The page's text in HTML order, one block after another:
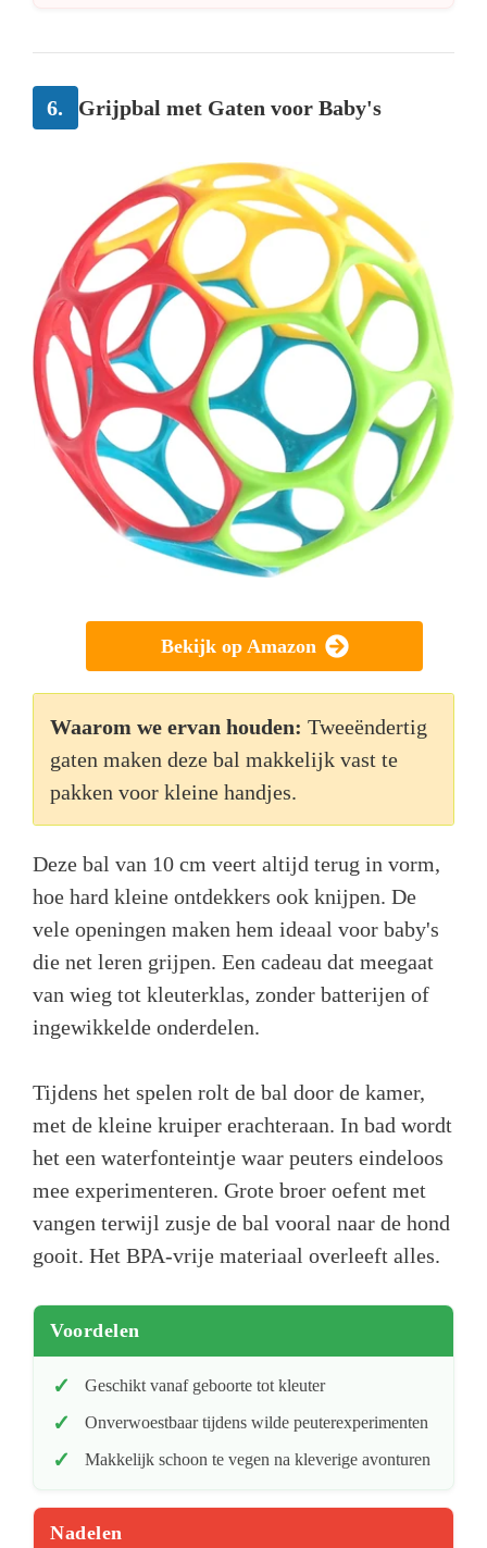
6. Grijpbal met Gaten voor Baby's
Bekijk op Amazon
Waarom we ervan houden: Tweeëndertig
gaten maken deze bal makkelijk vast te
pakken voor kleine handjes.
Deze bal van 10 cm veert altijd terug in vorm,
hoe hard kleine ontdekkers ook knijpen. De
vele openingen maken hem ideaal voor baby's
die net leren grijpen. Een cadeau dat meegaat
van wieg tot kleuterklas, zonder batterijen of
ingewikkelde onderdelen.
Tijdens het spelen rolt de bal door de kamer,
met de kleine kruiper erachteraan. In bad wordt
het een waterfonteintje waar peuters eindeloos
mee experimenteren. Grote broer oefent met
vangen terwijl zusje de bal vooral naar de hond
gooit. Het BPA-vrije materiaal overleeft alles.
Voordelen
Geschikt vanaf geboorte tot kleuter
Onverwoestbaar tijdens wilde peuterexperimenten
Makkelijk schoon te vegen na kleverige avonturen
Nadelen